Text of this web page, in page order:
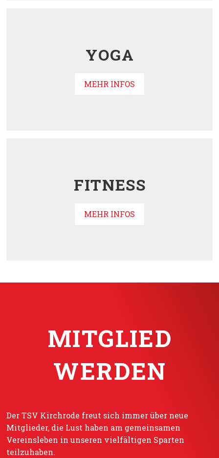
YOGA
MEHR INFOS
FITNESS
MEHR INFOS
MITGLIED
WERDEN
Der TSV Kirchrode freut sich immer über neue
Mitglieder, die Lust haben am gemeinsamen
Vereinsleben in unseren vielfältigen Sparten
teilzuhaben.